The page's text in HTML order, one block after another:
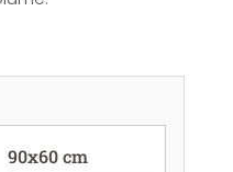
90x60 cm